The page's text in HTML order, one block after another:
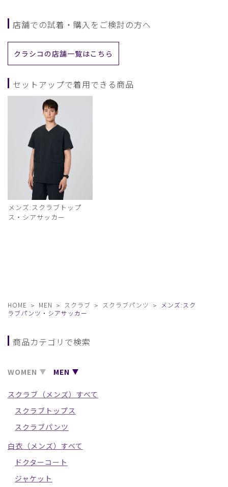
店舗での試着・購入をご検討の方へ
クラシコの店舗一覧はこちら
セットアップで着用できる商品
メンズ:スクラブトップ
ス・シアサッカー
HOME MEN スクラブ スクラブパンツ
メンズ:スク
ラブパンツ・シアサッカー
商品カテゴリで検索
WOMEN MEN
スクラブ（メンズ）すべて
スクラブトップス
スクラブパンツ
白衣（メンズ）すべて
ドクターコート
ジャケット